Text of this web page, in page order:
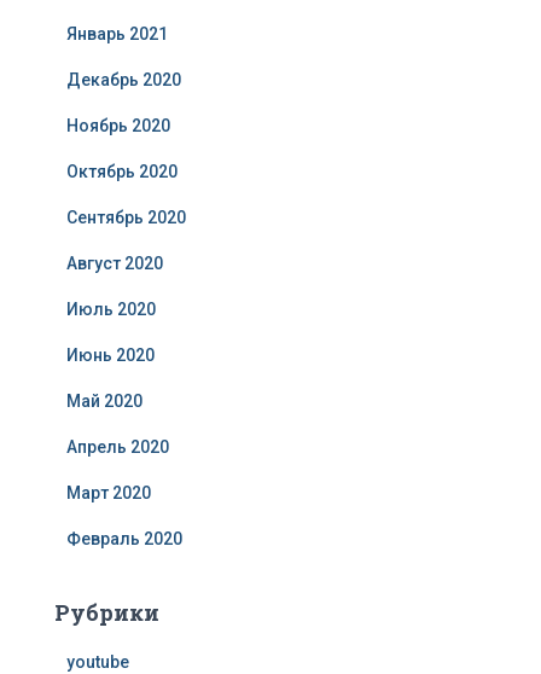
Январь 2021
Декабрь 2020
Ноябрь 2020
Октябрь 2020
Сентябрь 2020
Август 2020
Июль 2020
Июнь 2020
Май 2020
Апрель 2020
Март 2020
Февраль 2020
Рубрики
youtube